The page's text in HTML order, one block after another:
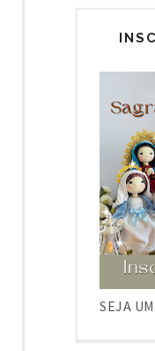
SEJA